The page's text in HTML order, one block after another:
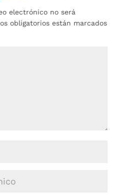
electrónico no será
obligatorios están marcados